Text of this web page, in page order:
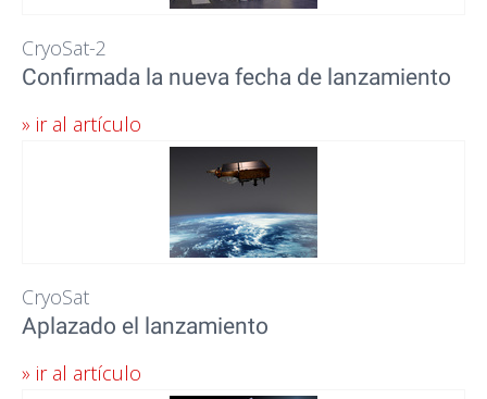
CryoSat-2
Confirmada la nueva fecha de lanzamiento
» ir al artículo
CryoSat
Aplazado el lanzamiento
» ir al artículo